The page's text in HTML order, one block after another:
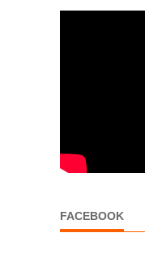
FACEBOOK